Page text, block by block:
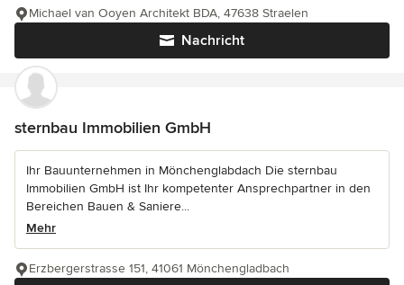
Nachricht
Michael van Ooyen Architekt BDA, 47638 Straelen
sternbau Immobilien GmbH
Ihr Bauunternehmen in Mönchenglabdach Die sternbau
Immobilien GmbH ist Ihr kompetenter Ansprechpartner in den
Bereichen Bauen & Saniere...
Mehr
Erzbergerstrasse 151, 41061 Mönchengladbach